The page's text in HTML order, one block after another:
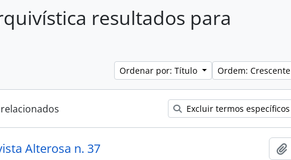
resultados para
Ordenar por: Título Ordem: Crescente
Excluir termos específicos
Alterosa n. 37